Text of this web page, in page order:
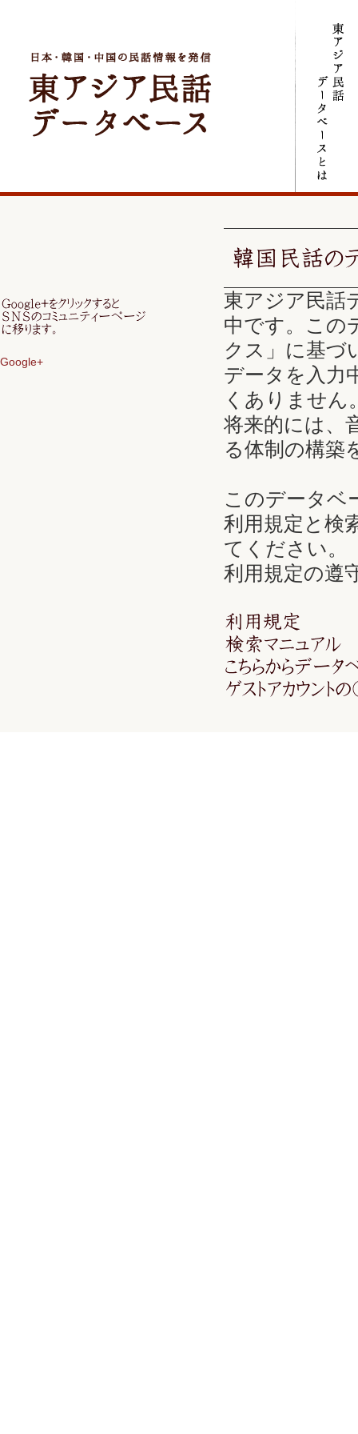
Google+
東アジア民話
中です。この
クス」に基づ
データを入力
くありません
将来的には、
る体制の構築
このデータベ
利用規定と検
てください。
利用規定の遵